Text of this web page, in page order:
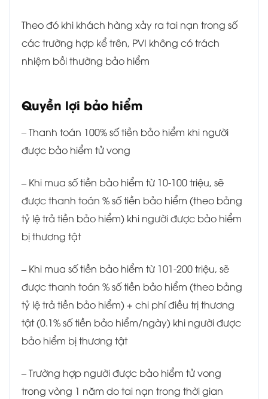
Theo đó khi khách hàng xảy ra tai nạn trong số
các trường hợp kể trên, PVI không có trách
nhiệm bồi thường bảo hiểm
Quyền lợi bảo hiểm
– Thanh toán 100% số tiền bảo hiểm khi người
được bảo hiểm tử vong
– Khi mua số tiền bảo hiểm từ 10-100 triệu, sẽ
được thanh toán % số tiền bảo hiểm (theo bảng
tỷ lệ trả tiền bảo hiểm) khi người được bảo hiểm
bị thương tật
– Khi mua số tiền bảo hiểm từ 101-200 triệu, sẽ
được thanh toán % số tiền bảo hiểm (theo bảng
tỷ lệ trả tiền bảo hiểm) + chi phí điều trị thương
tật (0.1% số tiền bảo hiểm/ngày) khi người được
bảo hiểm bị thương tật
– Trường hợp người được bảo hiểm tử vong
trong vòng 1 năm do tai nạn trong thời gian